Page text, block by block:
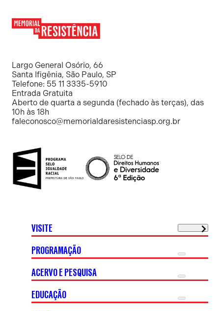
Resistência
Largo General Osório, 66
Santa Ifigênia, São Paulo, SP
Telefone: 55 11 3335-5910
Entrada Gratuita
Aberto de quarta a segunda (fechado às terças), das
10h às 18h
faleconosco@memorialdaresistenciasp.org.br
VISITE
PROGRAMAÇÃO
ACERVO E PESQUISA
EDUCAÇÃO